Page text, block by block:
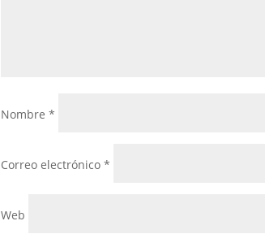
Nombre*
Correo electrónico*
Web